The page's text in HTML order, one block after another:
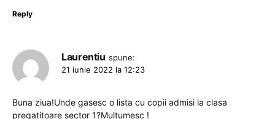
Reply
Laurentiu spune:
21 iunie 2022 la 12:23
Buna ziua!Unde gasesc o lista cu copii admisi la clasa
pregatitoare sector 1?Multumesc !